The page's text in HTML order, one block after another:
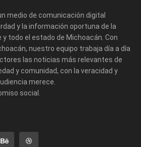
medio de comunicación digital
y la información oportuna de la
todo el estado de Michoacán. Con
nuestro equipo trabaja día a día
las noticias más relevantes de
y comunidad, con la veracidad y
merece.
social.